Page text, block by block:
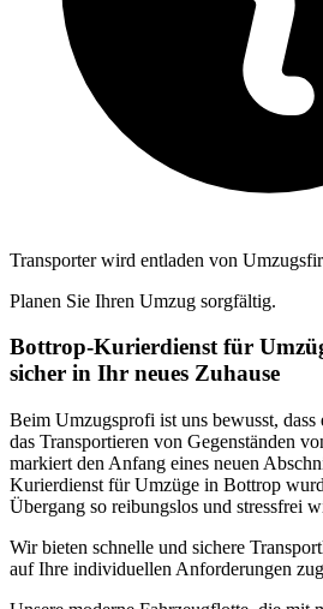
Transporter wird entladen von
Planen Sie Ihren Umzug sorgfältig.
Bottrop-Kurierdienst für
sicher in Ihr neues Zuhause
Beim Umzugsprofi ist uns bewusst,
das Transportieren von Gegenständen
markiert den Anfang eines neuen
Kurierdienst für Umzüge in Bottrop
Übergang so reibungslos und stressfrei
Wir bieten schnelle und sichere
auf Ihre individuellen Anforderungen